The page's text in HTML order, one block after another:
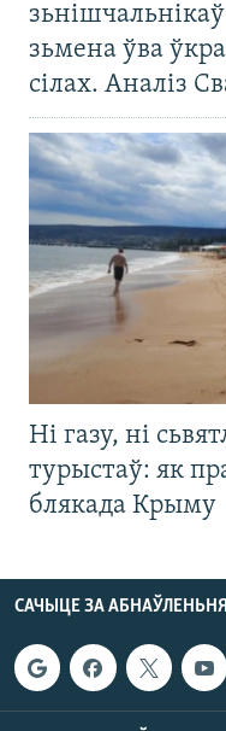
зьмена ўва
сілах. Аналіз
Ні газу, ні
турыстаў: як
блякада Крыму
САЧЫЦЕ ЗА